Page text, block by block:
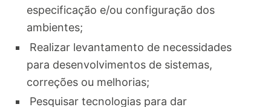
especificação e/ou configuração dos
ambientes;
Realizar levantamento de necessidades
para desenvolvimentos de sistemas,
correções ou melhorias;
Pesquisar tecnologias para dar